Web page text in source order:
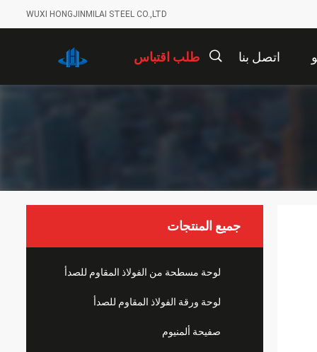
WUXI HONGJINMILAI STEEL CO.,LTD
اتصل بنا طلب اقتباس
جميع المنتجات
لوحة مسطحة من الفولاذ المقاوم للصدأ
لوحة ورقة الفولاذ المقاوم للصدأ
صفيحة ألمنيوم